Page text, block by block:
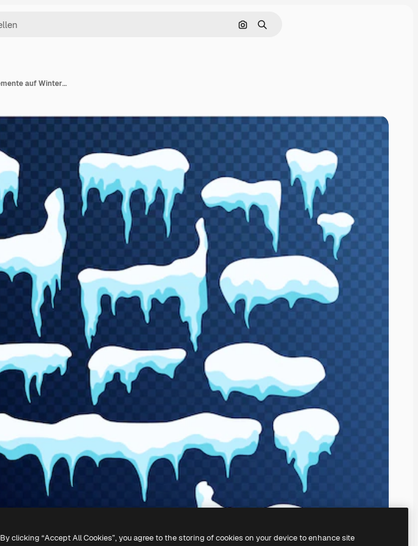
Nach Bild suchen
Suchen
Satz Schneeeiszapfen, Schneekappe lokalisiert. Snowy-Elemente auf Winterhintergrund. Vektor Vorlage im Cartoon-Stil. Weihnachten, neues Jahr gefrorene Eisbeschaffenheit Vektorillustration
By clicking “Accept All Cookies”, you agree to the storing of cookies on your device to enhance site